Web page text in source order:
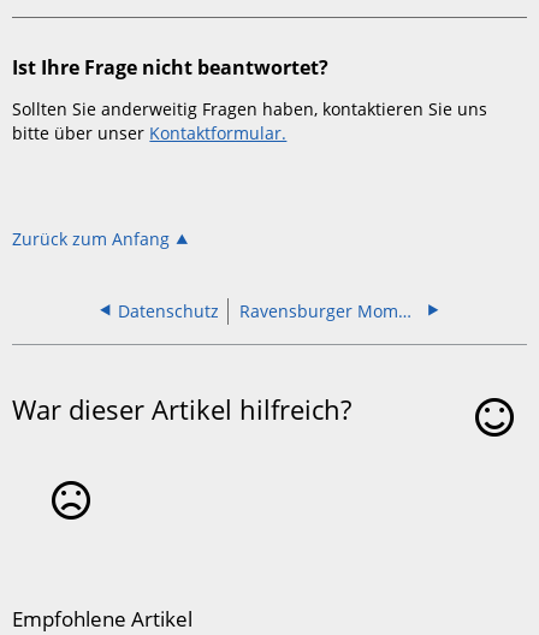
Ist Ihre Frage nicht beantwortet?
Sollten Sie anderweitig Fragen haben, kontaktieren Sie uns
bitte über unser Kontaktformular.
Zurück zum Anfang
Datenschutz Ravensburger Momente
War dieser Artikel hilfreich?
Empfohlene Artikel